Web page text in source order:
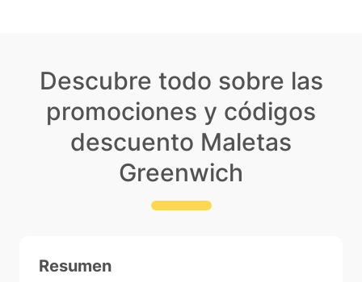
Descubre todo sobre las
promociones y códigos
descuento Maletas
Greenwich
Resumen